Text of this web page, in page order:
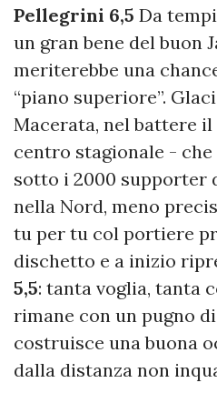
Pellegrini 6,5 Da
un gran bene del buon
meriterebbe una
“piano superiore”.
Macerata, nel battere
centro stagionale - che
sotto i 2000 supporter
nella Nord, meno
tu per tu col portiere
dischetto e a inizio
5,5: tanta voglia, tanta
rimane con un pugno
costruisce una buona
dalla distanza non